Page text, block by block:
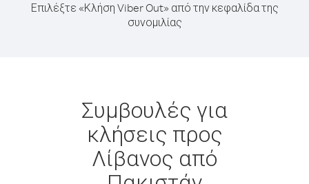
Επιλέξτε «Κλήση Viber Out» από την κεφαλίδα της
συνομιλίας
Συμβουλές για
κλήσεις προς
Λίβανος από